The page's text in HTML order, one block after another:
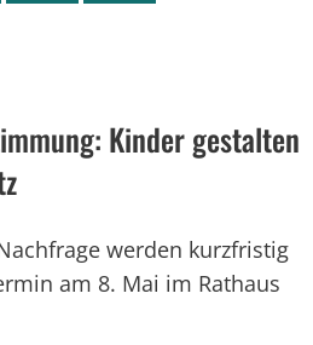
Kinder gestalten
werden kurzfristig
am 8. Mai im Rathaus